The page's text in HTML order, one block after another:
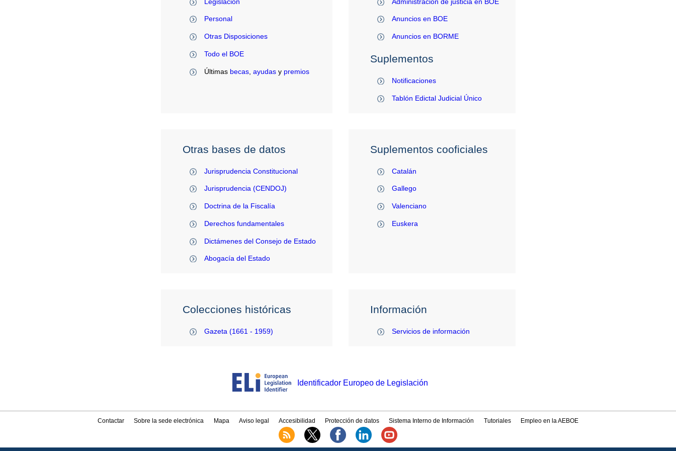
Personal
Otras Disposiciones
Todo el BOE
Últimas becas, ayudasy premios
Anuncios en BOE
Anuncios en BORME
Suplementos
Notificaciones
Tablón Edictal Judicial Único
Otras bases de datos
Jurisprudencia Constitucional
Jurisprudencia (CENDOJ)
Doctrina de la Fiscalía
Derechos fundamentales
Dictámenes del Consejo de Estado
Abogacía del Estado
Suplementos cooficiales
Catalán
Gallego
Valenciano
Euskera
Colecciones históricas
Gazeta (1661 - 1959)
Información
Servicios de información
Identificador Europeo de Legislación
Contactar Sobre la sede electrónica Mapa Aviso legal Accesibilidad Protección de datos Sistema Interno de Información Tutoriales Empleo en la AEBOE